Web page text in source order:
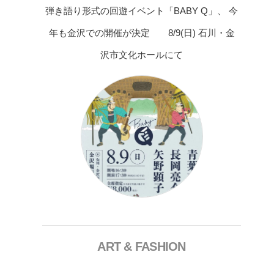
弾き語り形式の回遊イベント「BABY Q」、 今
年も金沢での開催が決定 8/9(日) 石川・金
沢市文化ホールにて
ART & FASHION